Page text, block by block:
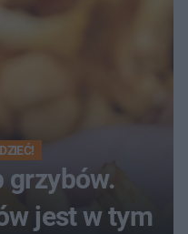
grzybów.
jest w tym